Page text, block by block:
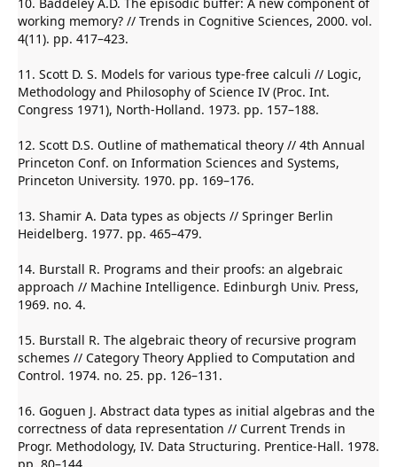
working memory? // Trends in Cognitive Sciences, 2000. vol.
4(11). pp. 417–423.
11. Scott D. S. Models for various type-free calculi // Logic,
Methodology and Philosophy of Science IV (Proc. Int.
Congress 1971), North-Holland. 1973. pp. 157–188.
12. Scott D.S. Outline of mathematical theory // 4th Annual
Princeton Conf. on Information Sciences and Systems,
Princeton University. 1970. pp. 169–176.
13. Shamir A. Data types as objects // Springer Berlin
Heidelberg. 1977. pp. 465–479.
14. Burstall R. Programs and their proofs: an algebraic
approach // Machine Intelligence. Edinburgh Univ. Press,
1969. no. 4.
15. Burstall R. The algebraic theory of recursive program
schemes // Category Theory Applied to Computation and
Control. 1974. no. 25. pp. 126–131.
16. Goguen J. Abstract data types as initial algebras and the
correctness of data representation // Current Trends in
Progr. Methodology, IV. Data Structuring. Prentice-Hall. 1978.